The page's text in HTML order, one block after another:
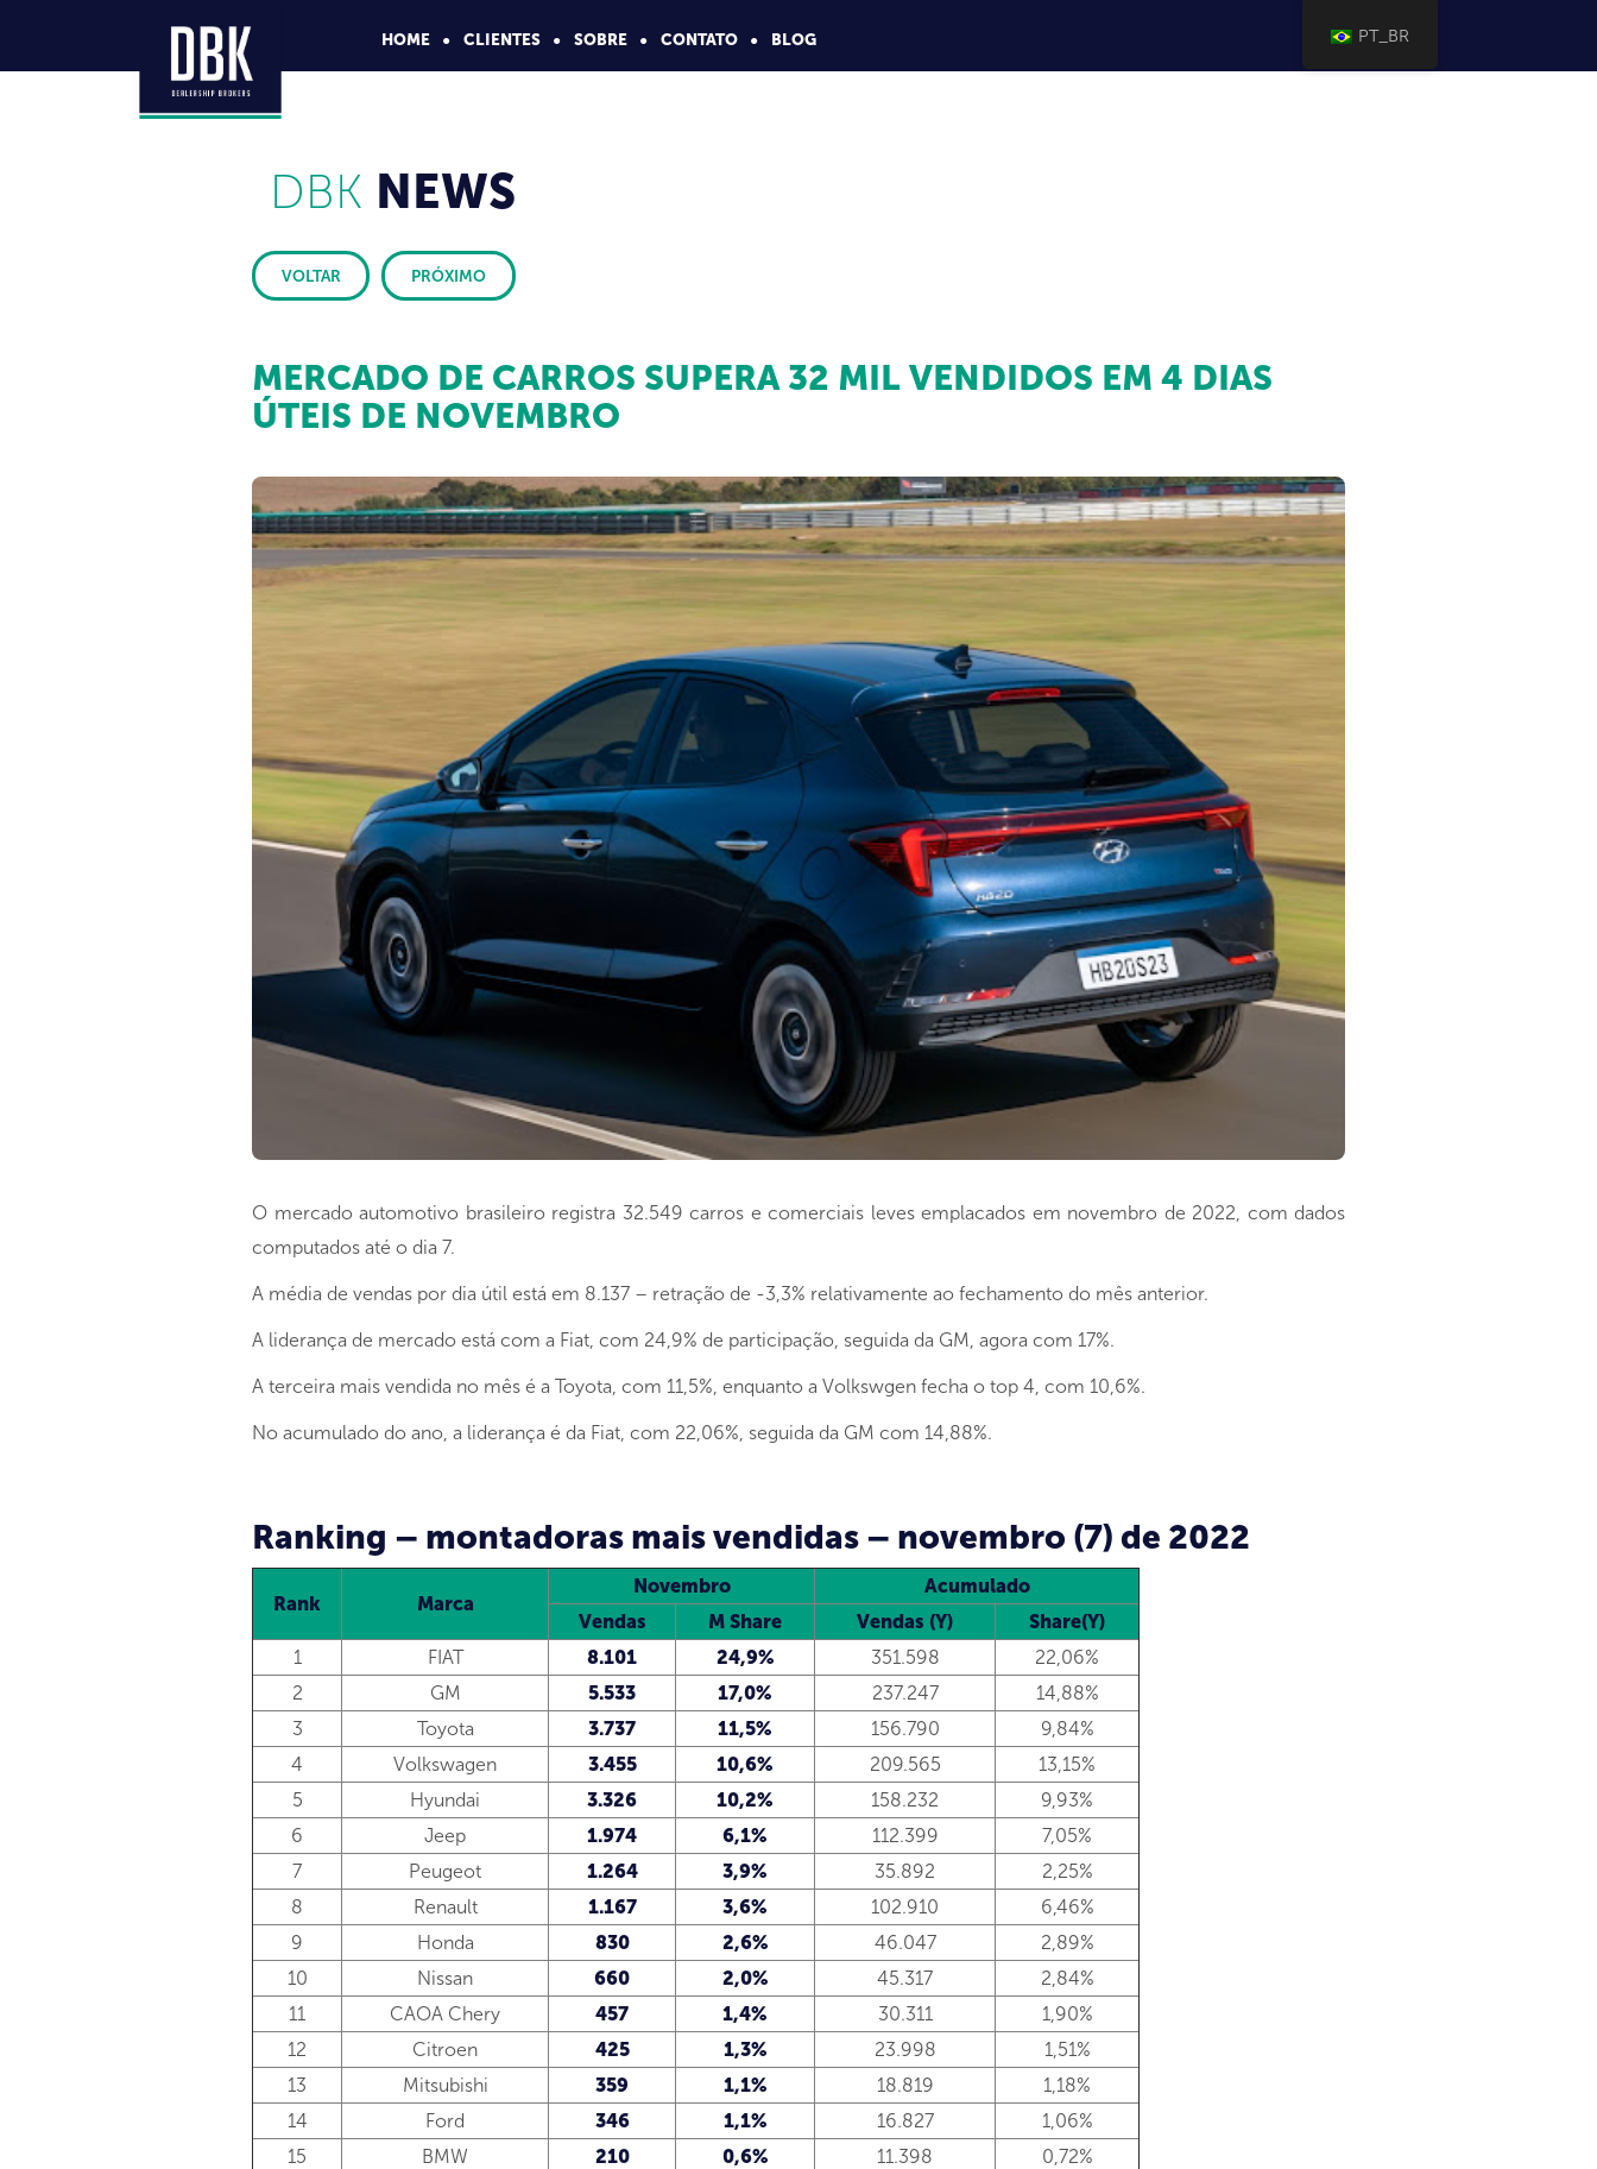
HOME CLIENTES SOBRE CONTATO BLOG
DBK NEWS
VOLTAR PRÓXIMO
MERCADO DE CARROS SUPERA 32 MIL VENDIDOS EM 4 DIAS
ÚTEIS DE NOVEMBRO
O mercado automotivo brasileiro registra 32.549 carros e comerciais leves emplacados em novembro de 2022, com dados
computados até o dia 7.
A média de vendas por dia útil está em 8.137 – retração de -3,3% relativamente ao fechamento do mês anterior.
A liderança de mercado está com a Fiat, com 24,9% de participação, seguida da GM, agora com 17%.
A terceira mais vendida no mês é a Toyota, com 11,5%, enquanto a Volkswgen fecha o top 4, com 10,6%.
No acumulado do ano, a liderança é da Fiat, com 22,06%, seguida da GM com 14,88%.
Ranking – montadoras mais vendidas – novembro (7) de 2022
Rank Marca
Novembro
Acumulado
Vendas
M Share Vendas (Y)
Share(Y)
1
FIAT 8.101 24,9% 351.598
22,06%
2
GM 5.533 17,0% 237.247
14,88%
3
Toyota 3.737 11,5% 156.790
9,84%
4
Volkswagen 3.455 10,6% 209.565
13,15%
5
Hyundai 3.326 10,2% 158.232
9,93%
6
Jeep 1.974 6,1% 112.399
7,05%
7
Peugeot 1.264 3,9% 35.892
2,25%
8
Renault 1.167 3,6% 102.910
6,46%
9
Honda 830 2,6% 46.047
2,89%
10
Nissan 660 2,0% 45.317
2,84%
11
CAOA Chery 457 1,4% 30.311
1,90%
12
Citroen 425 1,3% 23.998
1,51%
13
Mitsubishi 359 1,1% 18.819
1,18%
14
Ford 346 1,1% 16.827
1,06%
15
BMW 210 0,6% 11.398
0,72%
PT_BR